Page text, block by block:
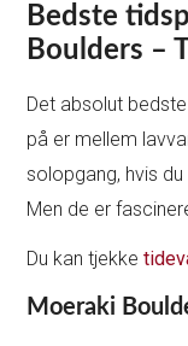
Bedste
Boulders –
Det absolut
på er mellem
solopgang, hvis du
Men de er
Du kan tjekke
Moeraki